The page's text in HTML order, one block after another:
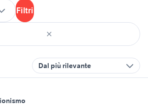
Filtri
Dal più rilevante